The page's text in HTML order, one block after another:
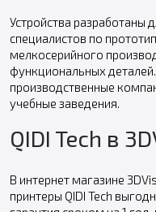
Устройства разработаны
специалистов по
мелкосерийного
функциональных
производственные
учебные заведения.
QIDI Tech в
В интернет магазине
принтеры QIDI Tech